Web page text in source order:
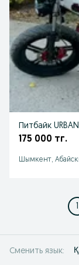
Питбайк
175 000 тг.
Шымкент,
1
Сменить язык: